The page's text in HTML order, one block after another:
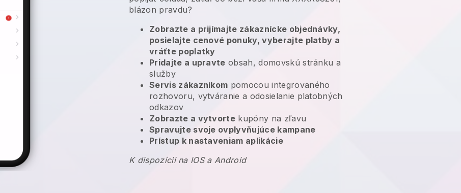
blázon pravdu?
Zobrazte a prijímajte zákaznícke objednávky,
posielajte cenové ponuky, vyberajte platby a
vráťte poplatky
Pridajte a upravte obsah, domovskú stránku a
služby
Servis zákazníkom pomocou integrovaného
rozhovoru, vytváranie a odosielanie platobných
odkazov
Zobrazte a vytvorte kupóny na zľavu
Spravujte svoje ovplyvňujúce kampane
Prístup k nastaveniam aplikácie
K dispozícii na IOS a Android